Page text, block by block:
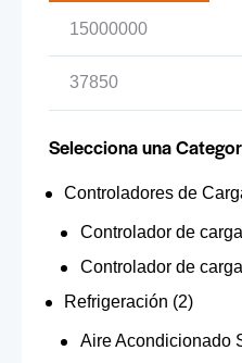
Selecciona una
Controladores de
Controlador de
Controlador de
Refrigeración (2)
Aire Acondicionado